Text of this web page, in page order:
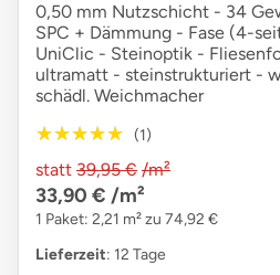
0,50 mm Nutzschicht - 34
SPC + Dämmung - Fase (4-
UniClic - Steinoptik -
ultramatt - steinstrukturiert -
schädl. Weichmacher
★★★★★
★★★★★ (1)
statt 39,95 € /m²
33,90 € /m²
1 Paket: 2,21 m² zu 74,92 €
Lieferzeit: 12 Tage